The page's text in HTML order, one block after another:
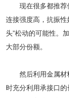
现在很多都推荐
连接强度高，抗振性
头”松动的可能性。
大部分份额。
然后利用金属材
时充分利用承接口